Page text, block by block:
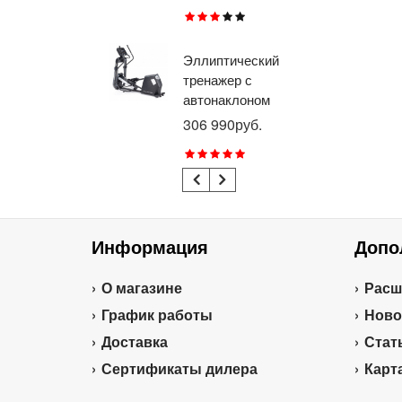
Эллиптический
тренажер с
автонаклоном
профессиональный
BRONZE GYM
E1000M PRO
TURBO (new)
306 990руб.
Информация
О магазине
График работы
Доставка
Сертификаты дилера